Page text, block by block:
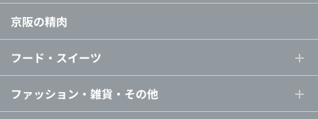
京阪の精肉
フード・スイーツ
ファッション・雑貨・その他